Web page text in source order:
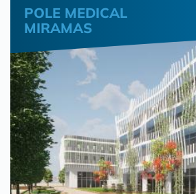
POLE MEDICAL
MIRAMAS